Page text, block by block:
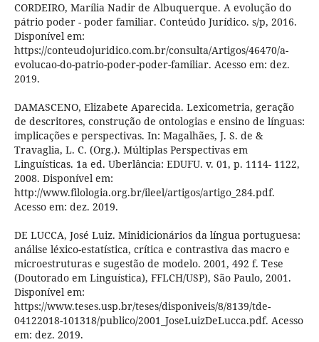
CORDEIRO, Marília Nadir de Albuquerque. A evolução do
pátrio poder - poder familiar. Conteúdo Jurídico. s/p, 2016.
Disponível em:
https://conteudojuridico.com.br/consulta/Artigos/46470/a-
evolucao-do-patrio-poder-poder-familiar. Acesso em: dez.
2019.
DAMASCENO, Elizabete Aparecida. Lexicometria, geração
de descritores, construção de ontologias e ensino de línguas:
implicações e perspectivas. In: Magalhães, J. S. de &
Travaglia, L. C. (Org.). Múltiplas Perspectivas em
Linguísticas. 1a ed. Uberlância: EDUFU. v. 01, p. 1114- 1122,
2008. Disponível em:
http://www.filologia.org.br/ileel/artigos/artigo_284.pdf.
Acesso em: dez. 2019.
DE LUCCA, José Luiz. Minidicionários da língua portuguesa:
análise léxico-estatística, crítica e contrastiva das macro e
microestruturas e sugestão de modelo. 2001, 492 f. Tese
(Doutorado em Linguística), FFLCH/USP), São Paulo, 2001.
Disponível em:
https://www.teses.usp.br/teses/disponiveis/8/8139/tde-
04122018-101318/publico/2001_JoseLuizDeLucca.pdf. Acesso
em: dez. 2019.